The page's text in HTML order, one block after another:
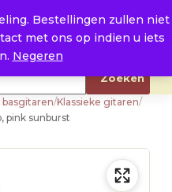
Bestellingen zullen niet
met ons op indien u iets
Negeren
Zoeken
/Klassieke gitaren/
pink sunburst